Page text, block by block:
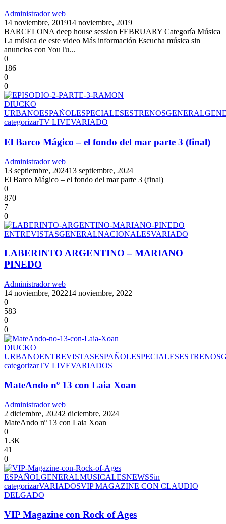
Administrador web
14 noviembre, 201914 noviembre, 2019
BARCELONA deep house session FEBRUARY Categoría Música
La música de este video Más información Escucha música sin
anuncios con YouTu...
0
186
0
0
DIUCKO
URBANOESPAÑOLESPECIALESESTRENOSGENERAL
categorizarTV LIVEVARIADO
El Barco Mágico – el fondo del mar parte 3 (final)
Administrador web
13 septiembre, 202413 septiembre, 2024
El Barco Mágico – el fondo del mar parte 3 (final)
0
870
7
0
ENTREVISTASGENERALNACIONALESVARIADO
LABERINTO ARGENTINO – MARIANO
PINEDO
Administrador web
14 noviembre, 202214 noviembre, 2022
0
583
0
0
DIUCKO
URBANOENTREVISTASESPAÑOLESPECIALESESTRENOS
categorizarTV LIVEVARIADOS
MateAndo nº 13 con Laia Xoan
Administrador web
2 diciembre, 20242 diciembre, 2024
MateAndo nº 13 con Laia Xoan
0
1.3K
41
0
ESPAÑOLGENERALMUSICALESNEWSSin
categorizarVARIADOSVIP MAGAZINE CON CLAUDIO
DELGADO
VIP Magazine con Rock of Ages